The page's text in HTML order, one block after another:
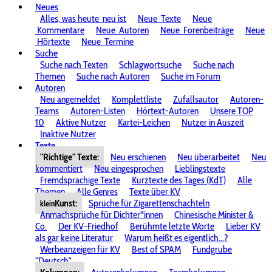
Neues
Alles, was heute neu ist Neue Texte
Neue
Kommentare
Neue Autoren Neue Forenbeiträge
Neue
Hörtexte
Neue Termine
Suche
Suche nach Texten
Schlagwortsuche
Suche nach
Themen
Suche nach Autoren
Suche im Forum
Autoren
Neu angemeldet
Komplettliste Zufallsautor
Autoren-
Teams
Autoren-Listen Hörtext-Autoren
Unsere TOP
10
Aktive Nutzer Kartei-Leichen
Nutzer in Auszeit
Inaktive Nutzer
Texte
"Richtige" Texte:
Neu erschienen Neu überarbeitet
Neu
kommentiert
Neu eingesprochen
Lieblingstexte
Fremdsprachige Texte
Kurztexte des Tages (KdT)
Alle
Themen
Alle Genres Texte über KV
kleinKunst:
Sprüche für Zigarettenschachteln
Anmachsprüche für Dichter*innen
Chinesische Minister &
Co.
Der KV-Friedhof Berühmte letzte Worte
Lieber KV
als gar keine Literatur
Warum heißt es eigentlich...?
Werbeanzeigen für KV
Best of SPAM
Fundgrube
"Deutsch"